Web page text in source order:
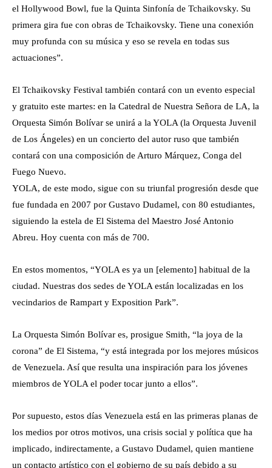
el Hollywood Bowl, fue la Quinta Sinfonía de Tchaikovsky. Su
primera gira fue con obras de Tchaikovsky. Tiene una conexión
muy profunda con su música y eso se revela en todas sus
actuaciones”.
El Tchaikovsky Festival también contará con un evento especial
y gratuito este martes: en la Catedral de Nuestra Señora de LA, la
Orquesta Simón Bolívar se unirá a la YOLA (la Orquesta Juvenil
de Los Ángeles) en un concierto del autor ruso que también
contará con una composición de Arturo Márquez, Conga del
Fuego Nuevo.
YOLA, de este modo, sigue con su triunfal progresión desde que
fue fundada en 2007 por Gustavo Dudamel, con 80 estudiantes,
siguiendo la estela de El Sistema del Maestro José Antonio
Abreu. Hoy cuenta con más de 700.
En estos momentos, “YOLA es ya un [elemento] habitual de la
ciudad. Nuestras dos sedes de YOLA están localizadas en los
vecindarios de Rampart y Exposition Park”.
La Orquesta Simón Bolívar es, prosigue Smith, “la joya de la
corona” de El Sistema, “y está integrada por los mejores músicos
de Venezuela. Así que resulta una inspiración para los jóvenes
miembros de YOLA el poder tocar junto a ellos”.
Por supuesto, estos días Venezuela está en las primeras planas de
los medios por otros motivos, una crisis social y política que ha
implicado, indirectamente, a Gustavo Dudamel, quien mantiene
un contacto artístico con el gobierno de su país debido a su